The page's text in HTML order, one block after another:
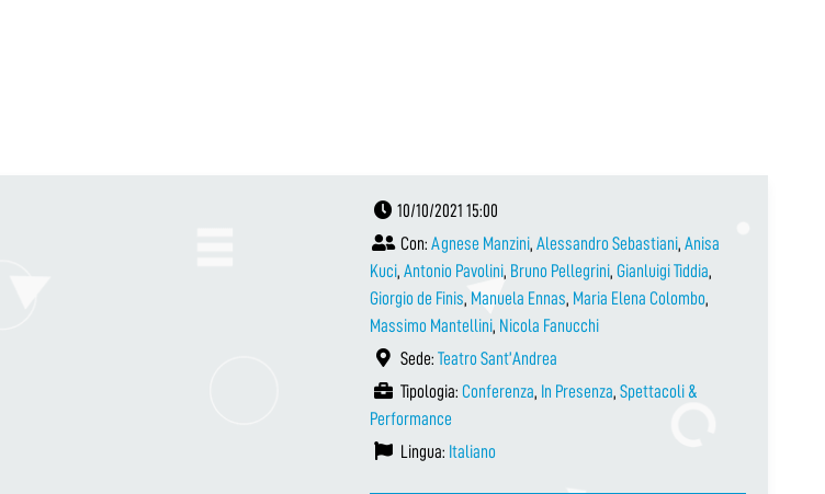
10/10/2021 15:00
Con: Agnese Manzini, Alessandro Sebastiani, Anisa
Kuci, Antonio Pavolini, Bruno Pellegrini, Gianluigi Tiddia,
Giorgio de Finis, Manuela Ennas, Maria Elena Colombo,
Massimo Mantellini, Nicola Fanucchi
Sede: Teatro Sant’Andrea
Tipologia: Conferenza, In Presenza, Spettacoli &
Performance
Lingua: Italiano